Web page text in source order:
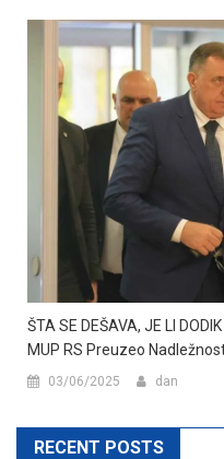
ŠTA SE DEŠAVA, JE LI
MUP RS Preuzeo
03/06/2025 dan
RECENT POSTS